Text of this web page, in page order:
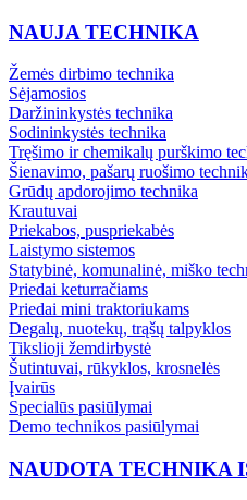
NAUJA TECHNIKA
Žemės dirbimo technika
Sėjamosios
Daržininkystės technika
Sodininkystės technika
Tręšimo ir chemikalų purškimo
Šienavimo, pašarų ruošimo
Grūdų apdorojimo technika
Krautuvai
Priekabos, puspriekabės
Laistymo sistemos
Statybinė, komunalinė, miško
Priedai keturračiams
Priedai mini traktoriukams
Degalų, nuotekų, trąšų talpyklos
Tikslioji žemdirbystė
Šutintuvai, rūkyklos, krosnelės
Įvairūs
Specialūs pasiūlymai
Demo technikos pasiūlymai
NAUDOTA TECHNIKA